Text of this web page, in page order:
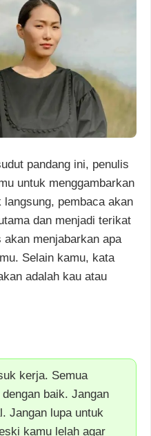
pandang ini, penulis
untuk menggambarkan
pembaca akan
dan menjadi terikat
menjabarkan apa
Selain kamu, kata
adalah kau atau
kerja. Semua
baik. Jangan
Jangan lupa untuk
kamu lelah agar